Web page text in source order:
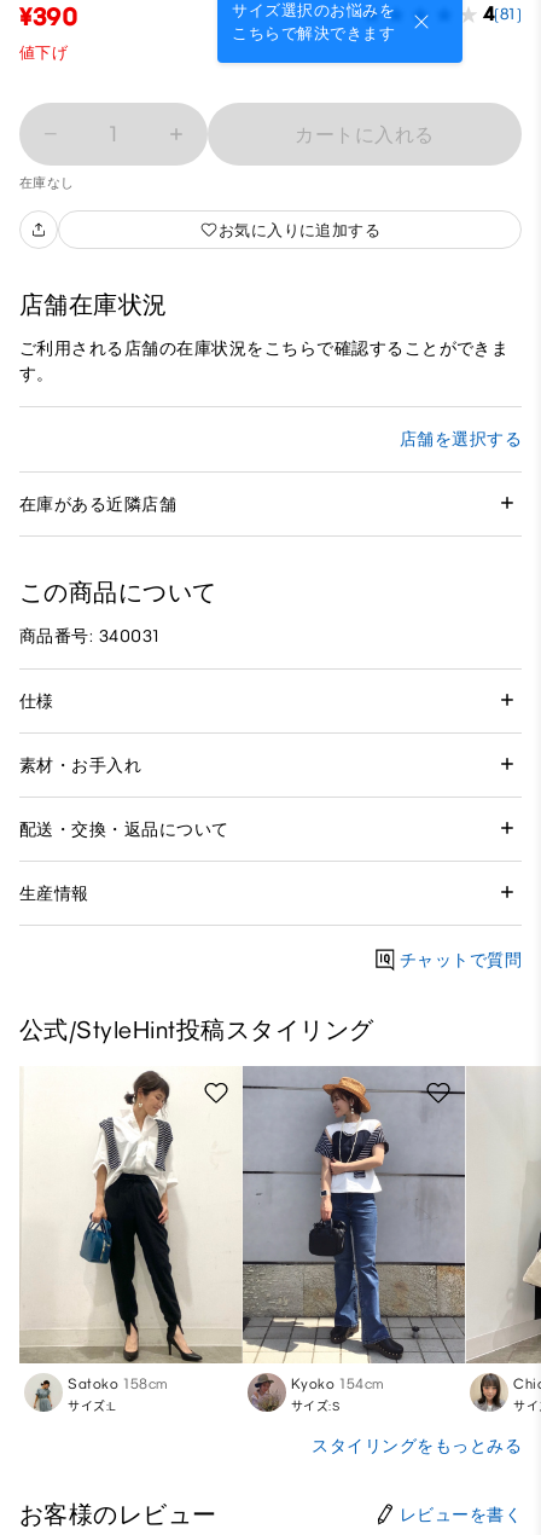
サイズ選択のお悩みを
こちらで解決できます
¥390 4(81)
値下げ
1 カートに入れる
在庫なし
お気に入りに追加する
店舗在庫状況
ご利用される店舗の在庫状況をこちらで確認することができま
す。
店舗を選択する
在庫がある近隣店舗
この商品について
商品番号: 340031
仕様
素材・お手入れ
配送・交換・返品について
生産情報
チャットで質問
公式/StyleHint投稿スタイリング
Satoko 158cm
サイズ:L
Kyoko 154cm
サイズ:S サイ
スタイリングをもっとみる
お客様のレビュー レビューを書く